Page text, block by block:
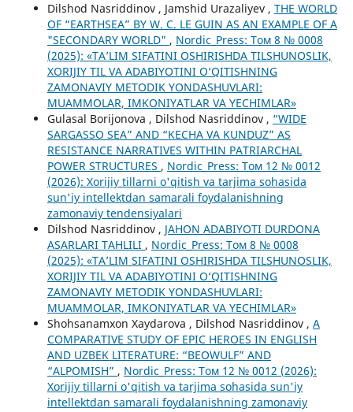
Dilshod Nasriddinov , Jamshid Urazaliyev , THE WORLD
OF “EARTHSEA” BY W. C. LE GUIN AS AN EXAMPLE OF A
"SECONDARY WORLD" , Nordic_Press: Том 8 № 0008
(2025): «TA’LIM SIFATINI OSHIRISHDA TILSHUNOSLIK,
XORIJIY TIL VA ADABIYOTINI O‘QITISHNING
ZAMONAVIY METODIK YONDASHUVLARI:
MUAMMOLAR, IMKONIYATLAR VA YECHIMLAR»
Gulasal Borijonova , Dilshod Nasriddinov , “WIDE
SARGASSO SEA” AND “KECHA VA KUNDUZ” AS
RESISTANCE NARRATIVES WITHIN PATRIARCHAL
POWER STRUCTURES , Nordic_Press: Том 12 № 0012
(2026): Xorijiy tillarni o'qitish va tarjima sohasida
sun'iy intellektdan samarali foydalanishning
zamonaviy tendensiyalari
Dilshod Nasriddinov , JAHON ADABIYOTI DURDONA
ASARLARI TAHLILI , Nordic_Press: Том 8 № 0008
(2025): «TA’LIM SIFATINI OSHIRISHDA TILSHUNOSLIK,
XORIJIY TIL VA ADABIYOTINI O‘QITISHNING
ZAMONAVIY METODIK YONDASHUVLARI:
MUAMMOLAR, IMKONIYATLAR VA YECHIMLAR»
Shohsanamxon Xaydarova , Dilshod Nasriddinov , A
COMPARATIVE STUDY OF EPIC HEROES IN ENGLISH
AND UZBEK LITERATURE: “BEOWULF” AND
“ALPOMISH” , Nordic_Press: Том 12 № 0012 (2026):
Xorijiy tillarni o'qitish va tarjima sohasida sun'iy
intellektdan samarali foydalanishning zamonaviy